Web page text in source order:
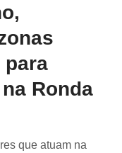
para
Ronda
que atuam na